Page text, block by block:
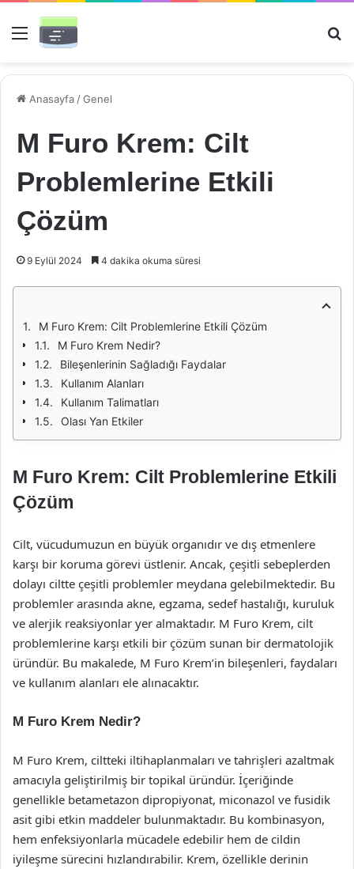
Menü
Anasayfa /Genel
M Furo Krem: Cilt
Problemlerine Etkili
Çözüm
9 Eylül 2024 4 dakika okuma süresi
M Furo Krem: Cilt Problemlerine Etkili Çözüm
M Furo Krem Nedir?
Bileşenlerinin Sağladığı Faydalar
Kullanım Alanları
Kullanım Talimatları
Olası Yan Etkiler
M Furo Krem: Cilt Problemlerine Etkili
Çözüm
Cilt, vücudumuzun en büyük organıdır ve dış etmenlere
karşı bir koruma görevi üstlenir. Ancak, çeşitli sebeplerden
dolayı ciltte çeşitli problemler meydana gelebilmektedir. Bu
problemler arasında akne, egzama, sedef hastalığı, kuruluk
ve alerjik reaksiyonlar yer almaktadır. M Furo Krem, cilt
problemlerine karşı etkili bir çözüm sunan bir dermatolojik
üründür. Bu makalede, M Furo Krem’in bileşenleri, faydaları
ve kullanım alanları ele alınacaktır.
M Furo Krem Nedir?
M Furo Krem, ciltteki iltihaplanmaları ve tahrişleri azaltmak
amacıyla geliştirilmiş bir topikal üründür. İçeriğinde
genellikle betametazon dipropiyonat, miconazol ve fusidik
asit gibi etkin maddeler bulunmaktadır. Bu kombinasyon,
hem enfeksiyonlarla mücadele edebilir hem de cildin
iyileşme sürecini hızlandırabilir. Krem, özellikle derinin